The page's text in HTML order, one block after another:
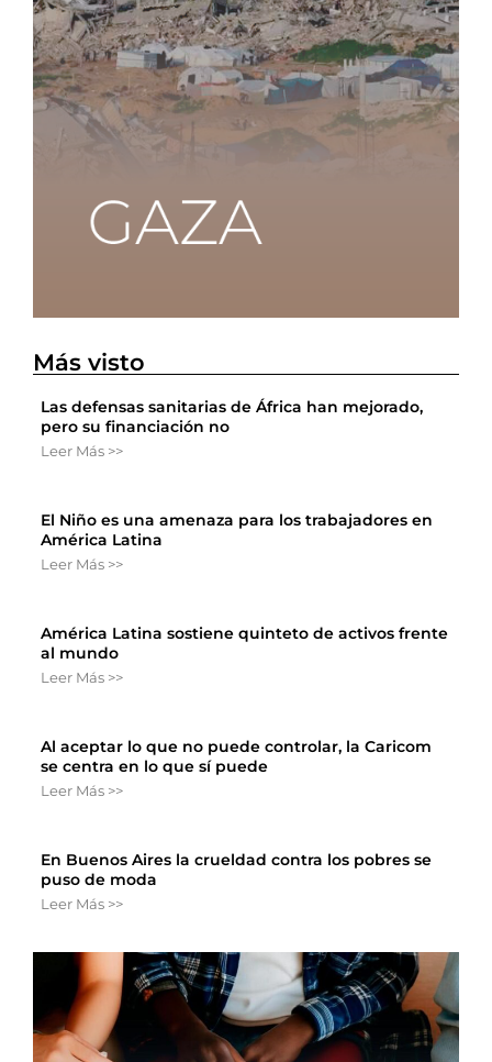
Más visto
Las defensas sanitarias de África han mejorado,
pero su financiación no
Leer Más >>
El Niño es una amenaza para los trabajadores en
América Latina
Leer Más >>
América Latina sostiene quinteto de activos frente
al mundo
Leer Más >>
Al aceptar lo que no puede controlar, la Caricom
se centra en lo que sí puede
Leer Más >>
En Buenos Aires la crueldad contra los pobres se
puso de moda
Leer Más >>